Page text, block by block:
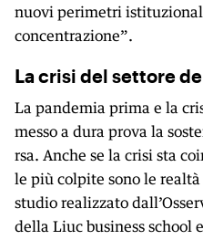
nuovi perimetri
concentrazione”.
La crisi del settore
La pandemia prima e la
messo a dura prova la
rsa. Anche se la crisi sta
le più colpite sono le
studio realizzato
della Liuc business school